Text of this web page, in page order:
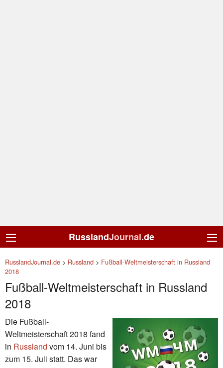
RusslandJournal.de
RusslandJournal.de > Russland > Fußball-Weltmeisterschaft in Russland
2018
Fußball-Weltmeisterschaft in Russland
2018
Die Fußball-
Weltmeisterschaft 2018 fand
in Russland vom 14. Juni bis
zum 15. Juli statt. Das war